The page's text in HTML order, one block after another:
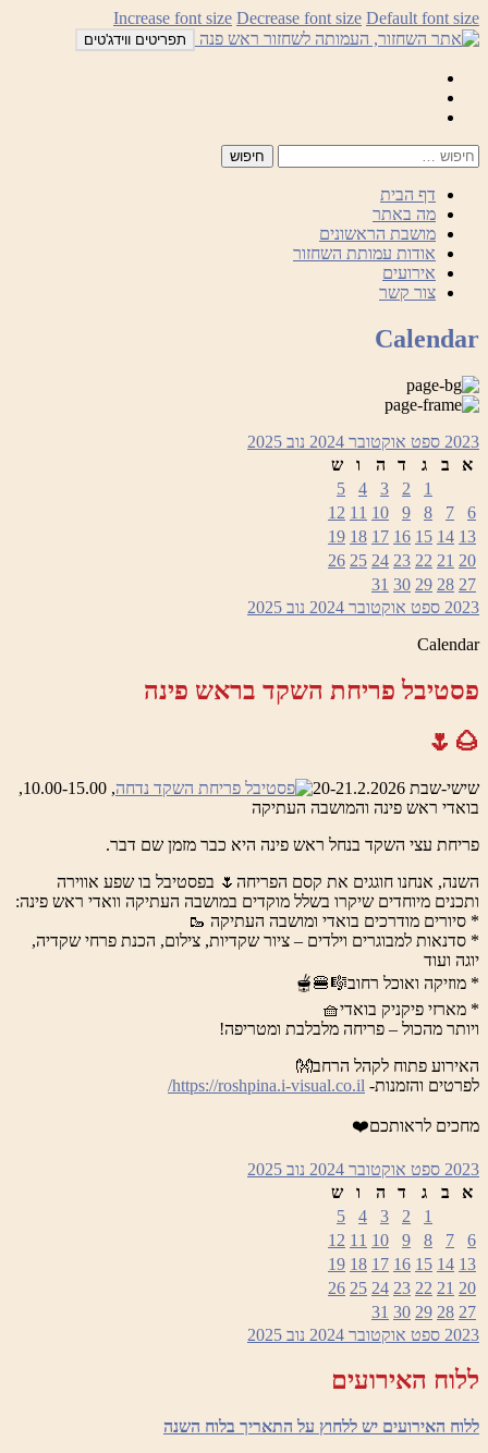
לדלג
לתוכן
Increase font size Decrease font size Default font size
תפריטים ווידג'טים
דף הבית
מה באתר
מושבת הראשונים
אודות עמותת השחזור
אירועים
צור קשר
Calendar
2023 ספט אוקטובר 2024 נוב 2025
א
ב ג ד ה ו
ש
1
2
3
4
5
6
7
8
9
10
11
12
13
14
15
16
17
18
19
20
21
22
23
24
25
26
27
28
29
30
31
2023 ספט אוקטובר 2024 נוב 2025
Calendar
פסטיבל פריחת השקד בראש פינה
🌰🌷
שישי-שבת 20-21.2.2026
, 10.00-15.00,
בואדי ראש פינה והמושבה העתיקה
פריחת עצי השקד בנחל ראש פינה היא כבר מזמן שם דבר.
השנה, אנחנו חוגגים את קסם הפריחה🌷 בפסטיבל בו שפע אווירה
ותכנים מיוחדים שיקרו בשלל מוקדים במושבה העתיקה וואדי ראש פינה:
* סיורים מודרכים בואדי ומושבה העתיקה 🥾
* סדנאות למבוגרים וילדים – ציור שקדיות, צילום, הכנת פרחי שקדיה,
יוגה ועוד
* מוזיקה ואוכל רחוב🎼🍔🫕
* מארזי פיקניק בואדי🧺
ויותר מהכול – פריחה מלבלבת ומטריפה!
האירוע פתוח לקהל הרחב👐
לפרטים והזמנות- https://roshpina.i-visual.co.il/
מחכים לראותכם❤️
2023 ספט אוקטובר 2024 נוב 2025
א
ב ג ד ה ו
ש
1
2
3
4
5
6
7
8
9
10
11
12
13
14
15
16
17
18
19
20
21
22
23
24
25
26
27
28
29
30
31
2023 ספט אוקטובר 2024 נוב 2025
ללוח האירועים
ללוח האירועים יש ללחוץ על התאריך בלוח השנה